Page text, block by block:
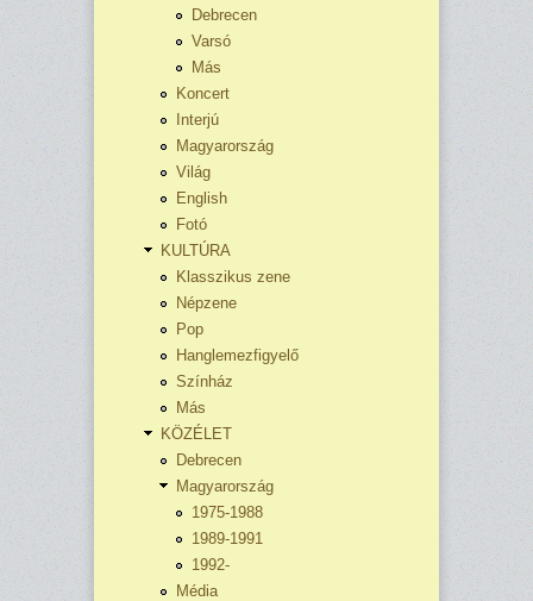
Debrecen
Varsó
Más
Koncert
Interjú
Magyarország
Világ
English
Fotó
KULTÚRA
Klasszikus zene
Népzene
Pop
Hanglemezfigyelő
Színház
Más
KÖZÉLET
Debrecen
Magyarország
1975-1988
1989-1991
1992-
Média